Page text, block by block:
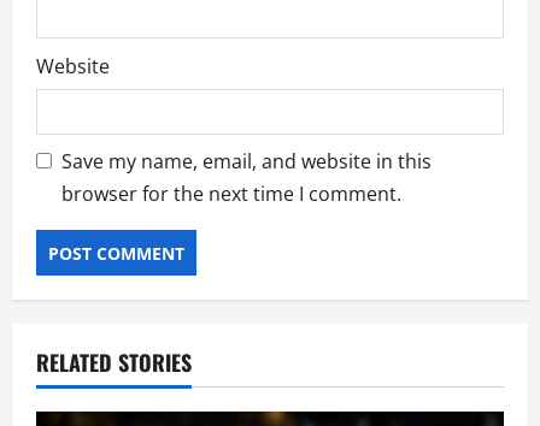
Website
Save my name, email, and website in this
browser for the next time I comment.
RELATED STORIES